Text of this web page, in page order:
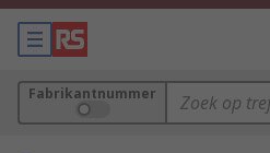
Fabrikantnummer